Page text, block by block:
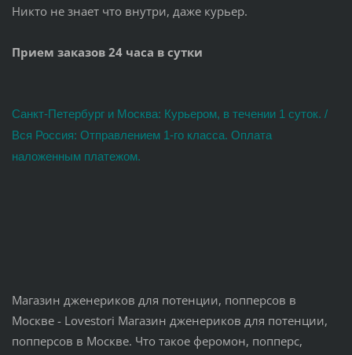
Никто не знает что внутри, даже курьер.
Прием заказов 24 часа в сутки
Санкт-Петербург и Москва: Курьером, в течении 1 суток. /
Вся Россия: Отправлением 1-го класса. Оплата
наложенным платежом.
Магазин дженериков для потенции, попперсов в
Москве - Lovestori Магазин дженериков для потенции,
попперсов в Москве. Что такое феромон, попперс,